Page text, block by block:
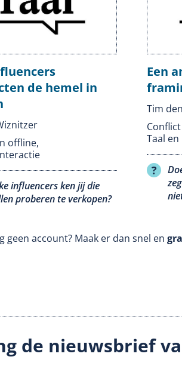
de hemel in
offline,
influencers ken jij die
proberen te verkopen?
Een
Tim
Taal
account? Maak er dan snel en
de nieuwsbrief